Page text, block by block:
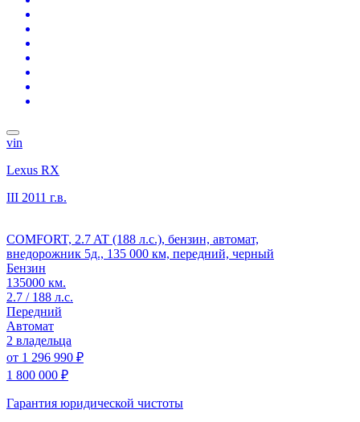
vin
Lexus RX
III 2011 г.в.
COMFORT, 2.7 AT (188 л.с.), бензин, автомат,
внедорожник 5д., 135 000 км, передний, черный
Бензин
135000 км.
2.7 / 188 л.с.
Передний
Автомат
2 владельца
от 1 296 990 ₽
1 800 000 ₽
Гарантия юридической чистоты